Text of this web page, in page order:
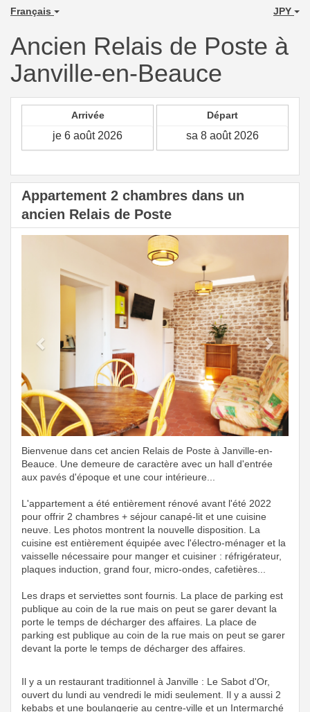
Français JPY
Ancien Relais de Poste à
Janville-en-Beauce
Arrivée Départ
Appartement 2 chambres dans un
ancien Relais de Poste
Previous
Bienvenue dans cet ancien Relais de Poste à Janville-en-
Beauce. Une demeure de caractère avec un hall d'entrée
aux pavés d'époque et une cour intérieure...
L'appartement a été entièrement rénové avant l'été 2022
pour offrir 2 chambres + séjour canapé-lit et une cuisine
neuve. Les photos montrent la nouvelle disposition. La
cuisine est entièrement équipée avec l'électro-ménager et la
vaisselle nécessaire pour manger et cuisiner : réfrigérateur,
plaques induction, grand four, micro-ondes, cafetières...
Les draps et serviettes sont fournis. La place de parking est
publique au coin de la rue mais on peut se garer devant la
porte le temps de décharger des affaires. La place de
parking est publique au coin de la rue mais on peut se garer
devant la porte le temps de décharger des affaires.
Il y a un restaurant traditionnel à Janville : Le Sabot d'Or,
ouvert du lundi au vendredi le midi seulement. Il y a aussi 2
kebabs et une boulangerie au centre-ville et un Intermarché